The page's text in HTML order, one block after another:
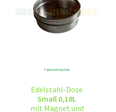
Edelstahl-Dose
Small 0,18L
mit Magnet und